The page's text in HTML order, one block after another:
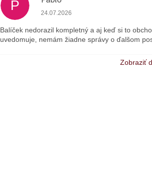
P Hodnotenie obchodu je 1 z 5
24.07.2026
Balíček nedorazil kompletný a aj keď si to
uvedomuje, nemám žiadne správy o ďalšom
Zobraziť